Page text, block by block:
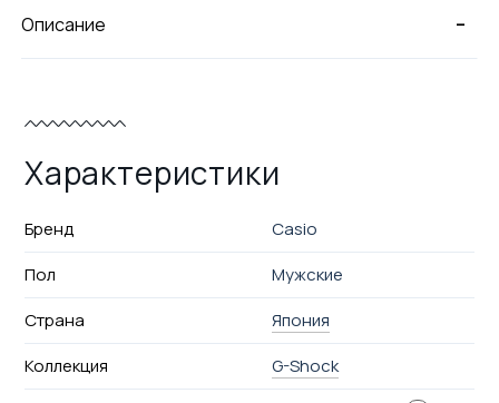
-
Описание
Характеристики
Бренд
Casio
Пол
Мужские
Страна
Япония
Коллекция
G-Shock